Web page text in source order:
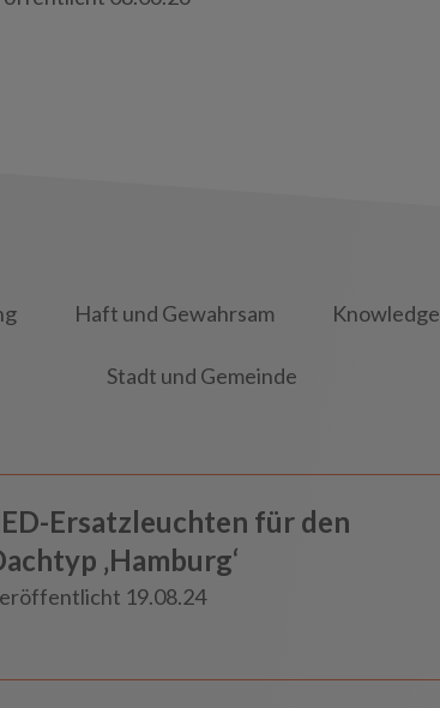
Haft und Gewahrsam Knowledge
Stadt und Gemeinde
Neuigkeiten
Ersatzleuchten für den
‚Hamburg‘
19.08.24